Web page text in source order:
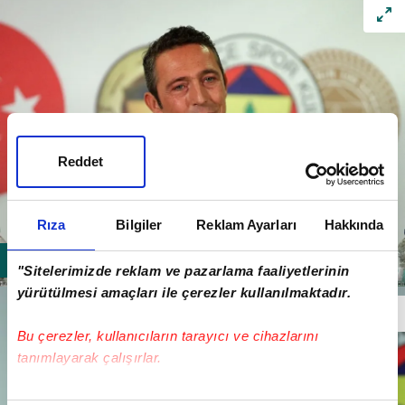
Rıza Bilgiler Reklam Ayarları Hakkında
"Sitelerimizde reklam ve pazarlama faaliyetlerinin
yürütülmesi amaçları ile çerezler kullanılmaktadır.
Bu çerezler, kullanıcıların tarayıcı ve cihazlarını
tanımlayarak çalışırlar.
Bu çerezlere izin vermeniz halinde sizlere özel
Reddet